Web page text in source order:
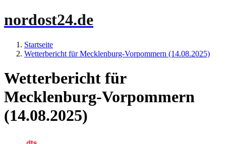
nordost24.de
Startseite
Wetterbericht für Mecklenburg-Vorpommern (14.08.2025)
Wetterbericht für
Mecklenburg-Vorpommern
(14.08.2025)